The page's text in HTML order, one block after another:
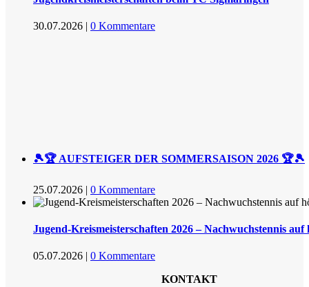
30.07.2026 | 0 Kommentare
🎾🏆 AUFSTEIGER DER SOMMERSAISON 2026 🏆🎾
25.07.2026 | 0 Kommentare
Jugend-Kreismeisterschaften 2026 – Nachwuchstennis
05.07.2026 0 Kommentare
KONTAKT